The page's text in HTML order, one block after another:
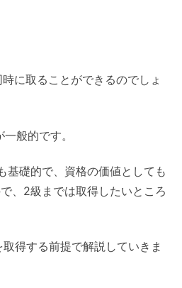
に取ることができるのでしょ
般的です。
基礎的で、資格の価値としても
、2級までは取得したいところ
得する前提で解説していきま